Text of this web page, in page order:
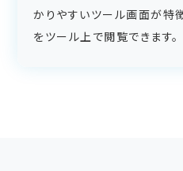
かりやすいツール画面が特
をツール上で閲覧できます。